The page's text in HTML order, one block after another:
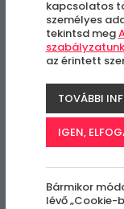
kapcsolatos
személyes
tekintsd meg
az érintett
TOVÁBBI
IGEN,
Bármikor
lévő „Cookie-